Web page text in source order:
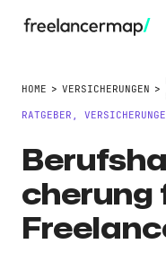
HOME VERSICHERUNGEN
RATGEBER ,
cherung